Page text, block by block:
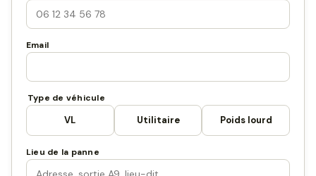
Email
Type de véhicule
VL Utilitaire Poids lourd
Lieu de la panne